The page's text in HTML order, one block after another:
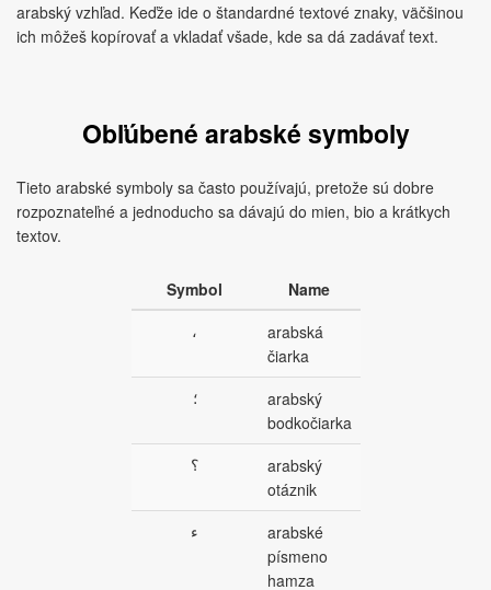
arabský vzhľad. Keďže ide o štandardné textové znaky, väčšinou
ich môžeš kopírovať a vkladať všade, kde sa dá zadávať text.
Obľúbené arabské symboly
Tieto arabské symboly sa často používajú, pretože sú dobre
rozpoznateľné a jednoducho sa dávajú do mien, bio a krátkych
textov.
Symbol
Name
،
arabská
čiarka
؛
arabský
bodkočiarka
؟
arabský
otáznik
ء
arabské
písmeno
hamza